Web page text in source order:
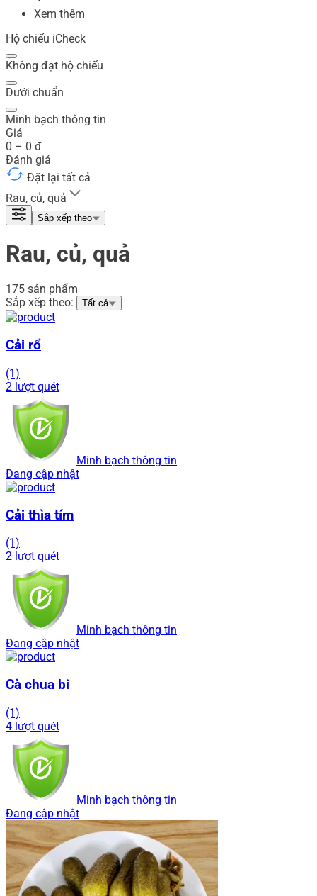
Xem thêm
Hộ chiếu iCheck
Không đạt hộ chiếu
Dưới chuẩn
Minh bạch thông tin
Giá
0 – 0 đ
Đánh giá
Đặt lại tất cả
Rau, củ, quả
Sắp xếp theo
Rau, củ, quả
175 sản phẩm
Sắp xếp theo:
Tất cả
Cải rổ
(1)
2 lượt quét
Minh bạch thông tin
Đang cập nhật
Cải thìa tím
(1)
2 lượt quét
Minh bạch thông tin
Đang cập nhật
Cà chua bi
(1)
4 lượt quét
Minh bạch thông tin
Đang cập nhật